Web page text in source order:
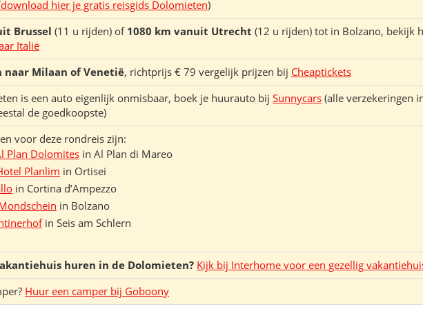
download hier je gratis reisgids Dolomieten)
Brussel (11 u rijden) of 1080 km vanuit Utrecht (12 u rijden) tot in Bolzano, bekijk
Italië
naar Milaan of Venetië, richtprijs € 79 vergelijk prijzen bij Cheaptickets
is een auto eigenlijk onmisbaar, boek je huurauto bij Sunnycars (alle verzekeringen
de goedkoopste)
voor deze rondreis zijn:
Plan Dolomites in Al Plan di Mareo
Planlim in Ortisei
in Cortina dʼAmpezzo
in Bolzano
in Seis am Schlern
huren in de Dolomieten? Kijk bij Interhome voor een gezellig
Huur een camper bij Goboony